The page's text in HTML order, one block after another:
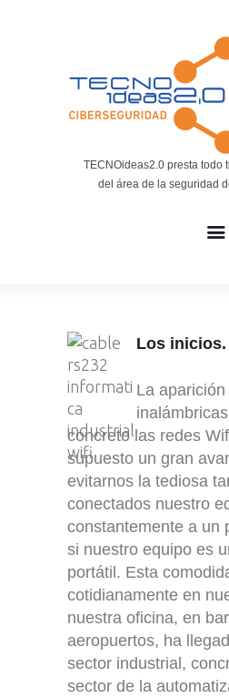
TECNOideas2.0 presta todo
del área de la seguridad
BLOG
Noticias
Los inicios.
La
concreto las redes
supuesto un gran
evitarnos la tediosa
conectados nuestro
constantemente a un
si nuestro equipo es
portátil. Esta
cotidianamente en
nuestra oficina, en
aeropuertos, ha
sector industrial,
sector de la